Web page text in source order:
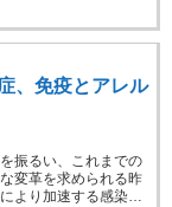
、免疫とアレル
振るい、これまでの
変革を求められる昨
より加速する感染…